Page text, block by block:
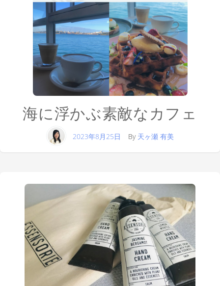
海に浮かぶ素敵なカフェ
2023年8月25日 By 天ヶ瀬 有美